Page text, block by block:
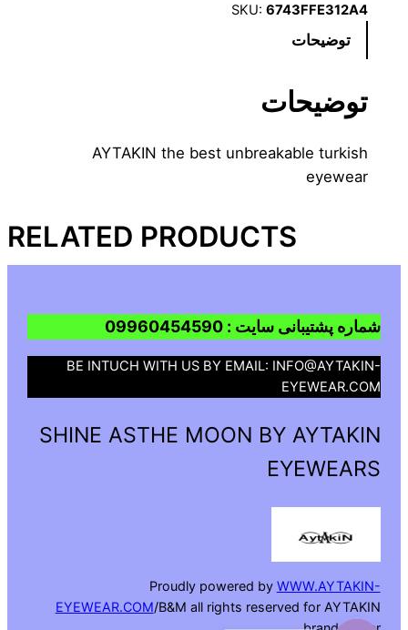
SKU:6743FFE312A4
توضیحات
توضیحات
AYTAKIN the best unbreakable turkish
eyewear
RELATED PRODUCTS
شماره پشتیبانی سایت : 09960454590
BE INTUCH WITH US BY EMAIL: INFO@AYTAKIN-
EYEWEAR.COM
SHINE ASTHE MOON BY AYTAKIN
EYEWEARS
Proudly powered by WWW.AYTAKIN-
EYEWEAR.COM/B&M all rights reserved for AYTAKIN